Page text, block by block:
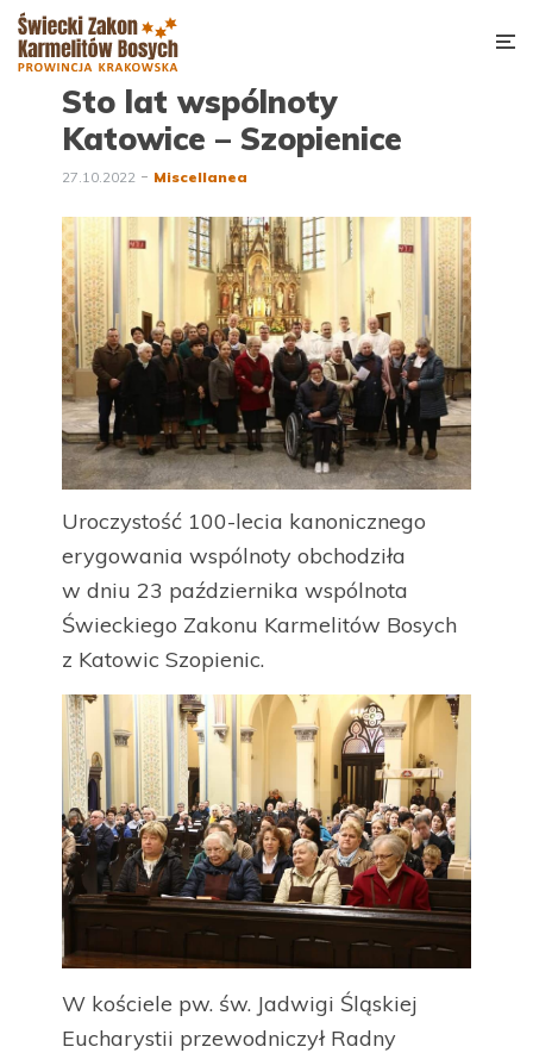
Sto lat wspólnoty
Katowice – Szopienice
27.10.2022 Miscellanea
Uroczystość 100-lecia kanonicznego
erygowania wspólnoty obchodziła
w dniu 23 października wspólnota
Świeckiego Zakonu Karmelitów Bosych
z Katowic Szopienic.
W kościele pw. św. Jadwigi Śląskiej
Eucharystii przewodniczył Radny